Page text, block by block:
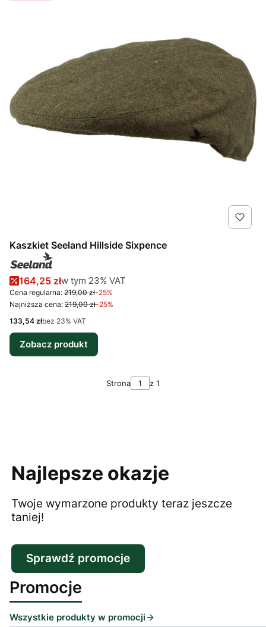
Kaszkiet Seeland Hillside Sixpence
Cena promocyjna brutto
164,25 złw tym %s VAT
w tym 23% VAT
Cena regularna: 219,00 zł-25%
Najniższa cena: 219,00 zł-25%
Cena netto
133,54 złbez 23% VAT
Zobacz produkt
Strona z 1
Najlepsze okazje
Twoje wymarzone produkty teraz jeszcze
taniej!
Sprawdź promocje
Promocje
Wszystkie produkty w promocji